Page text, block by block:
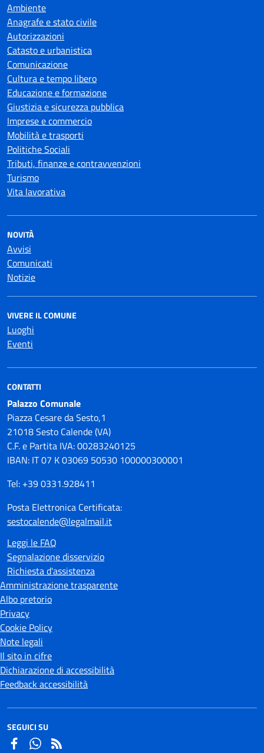
Ambiente
Anagrafe e stato civile
Autorizzazioni
Catasto e urbanistica
Comunicazione
Cultura e tempo libero
Educazione e formazione
Giustizia e sicurezza pubblica
Imprese e commercio
Mobilità e trasporti
Politiche Sociali
Tributi, finanze e contravvenzioni
Turismo
Vita lavorativa
NOVITÀ
Avvisi
Comunicati
Notizie
VIVERE IL COMUNE
Luoghi
Eventi
CONTATTI
Palazzo Comunale
Piazza Cesare da Sesto,1
21018 Sesto Calende (VA)
C.F. e Partita IVA: 00283240125
IBAN: IT 07 K 03069 50530 100000300001
Tel: +39 0331.928411
Posta Elettronica Certificata:
sestocalende@legalmail.it
Leggi le FAQ
Segnalazione disservizio
Richiesta d'assistenza
Amministrazione trasparente
Albo pretorio
Privacy
Cookie Policy
Note legali
Il sito in cifre
Dichiarazione di accessibilità
Feedback accessibilità
SEGUICI SU
FacebookWhatsapp